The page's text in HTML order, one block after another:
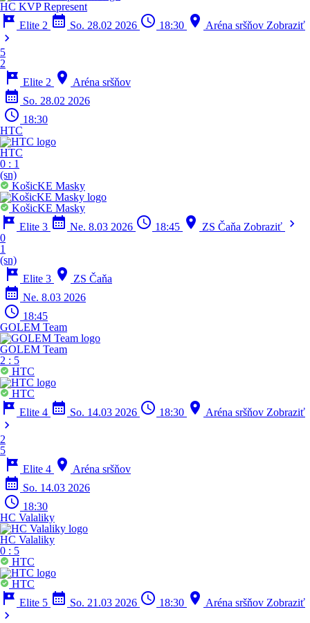
HC KVP Represent
tour Elite 2 calendar_month So. 28.02 2026 schedule 18:30 location_on Aréna sršňov Zobraziť
chevron_right
5
2
tour Elite 2 location_on Aréna sršňov
calendar_month So. 28.02 2026
schedule 18:30
HTC
HTC
0 : 1
(sn)
KošicKE Masky
KošicKE Masky
tour Elite 3 calendar_month Ne. 8.03 2026 schedule 18:45 location_on ZS Čaňa Zobraziť chevron_right
0
1
(sn)
tour Elite 3 location_on ZS Čaňa
calendar_month Ne. 8.03 2026
schedule 18:45
GOLEM Team
GOLEM Team
2 : 5
HTC
HTC
tour Elite 4 calendar_month So. 14.03 2026 schedule 18:30 location_on Aréna sršňov Zobraziť
chevron_right
2
5
tour Elite 4 location_on Aréna sršňov
calendar_month So. 14.03 2026
schedule 18:30
HC Valaliky
HC Valaliky
0 : 5
HTC
HTC
tour Elite 5 calendar_month So. 21.03 2026 schedule 18:30 location_on Aréna sršňov Zobraziť
chevron_right